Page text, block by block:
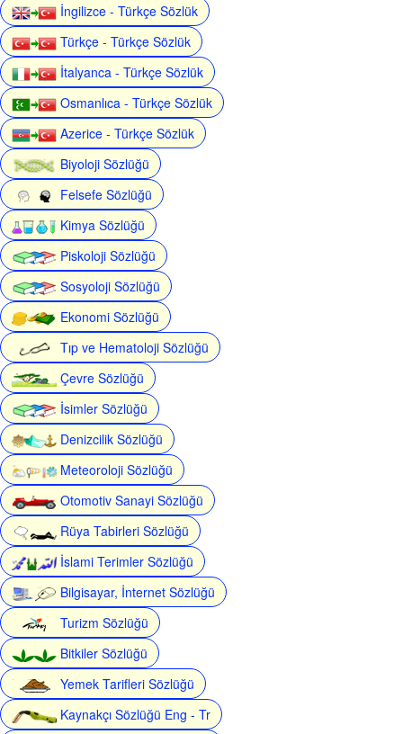
İngilizce - Türkçe Sözlük
Türkçe - Türkçe Sözlük
İtalyanca - Türkçe Sözlük
Osmanlıca - Türkçe Sözlük
Azerice - Türkçe Sözlük
Biyoloji Sözlüğü
Felsefe Sözlüğü
Kimya Sözlüğü
Piskoloji Sözlüğü
Sosyoloji Sözlüğü
Ekonomi Sözlüğü
Tıp ve Hematoloji Sözlüğü
Çevre Sözlüğü
İsimler Sözlüğü
Denizcilik Sözlüğü
Meteoroloji Sözlüğü
Otomotiv Sanayi Sözlüğü
Rüya Tabirleri Sözlüğü
İslami Terimler Sözlüğü
Bilgisayar, İnternet Sözlüğü
Turizm Sözlüğü
Bitkiler Sözlüğü
Yemek Tarifleri Sözlüğü
Kaynakçı Sözlüğü Eng - Tr